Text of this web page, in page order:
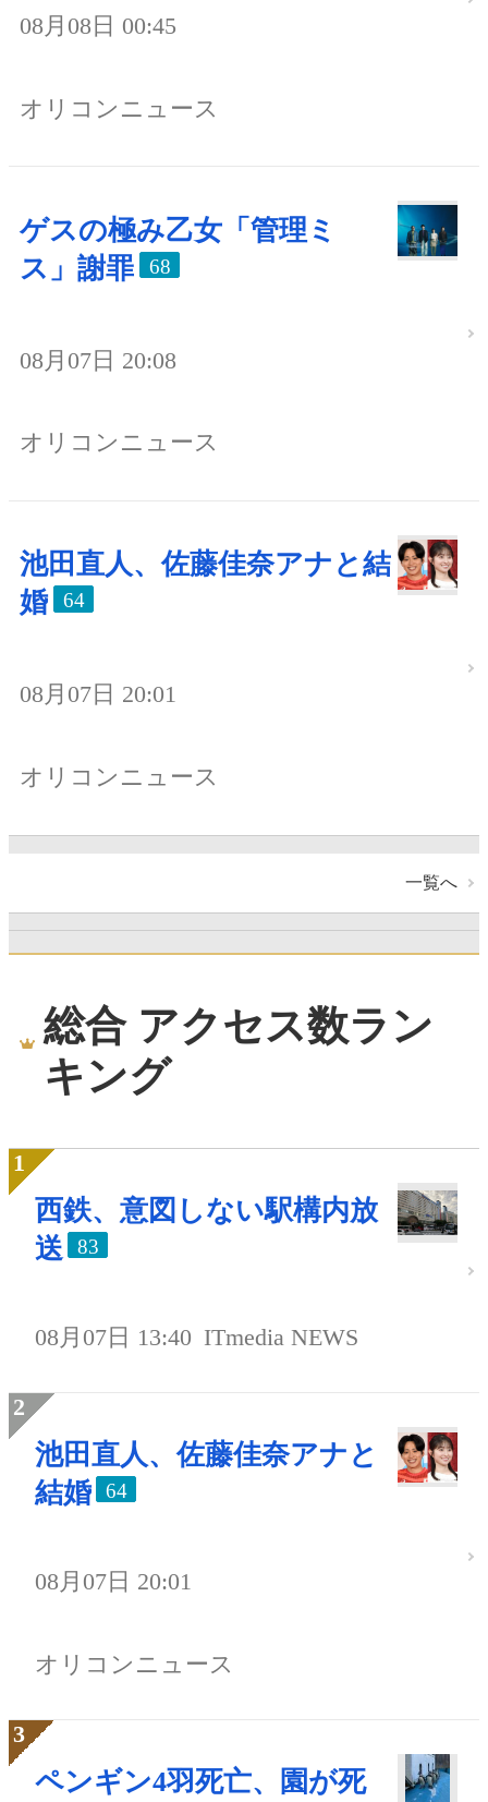
08月08日 00:45
オリコンニュース
ゲスの極み乙女「管理ミ
ス」謝罪
68
08月07日 20:08
オリコンニュース
池田直人、佐藤佳奈アナと結
婚
64
08月07日 20:01
オリコンニュース
一覧へ
総合 アクセス数ラン
キング
西鉄、意図しない駅構内放
送
83
08月07日 13:40 ITmedia NEWS
池田直人、佐藤佳奈アナと
結婚
64
08月07日 20:01
オリコンニュース
ペンギン4羽死亡、園が死